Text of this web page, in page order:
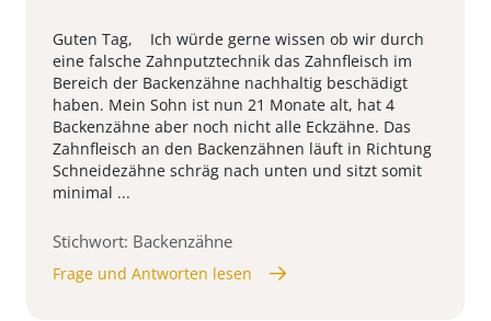
Guten Tag, Ich würde gerne wissen ob wir durch
eine falsche Zahnputztechnik das Zahnfleisch im
Bereich der Backenzähne nachhaltig beschädigt
haben. Mein Sohn ist nun 21 Monate alt, hat 4
Backenzähne aber noch nicht alle Eckzähne. Das
Zahnfleisch an den Backenzähnen läuft in Richtung
Schneidezähne schräg nach unten und sitzt somit
minimal ...
Stichwort: Backenzähne
Frage und Antworten lesen